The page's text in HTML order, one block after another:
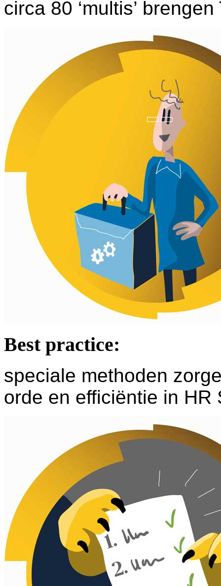
circa 80 ‘multis’
Best practice:
speciale methoden
orde en efficiëntie in HR